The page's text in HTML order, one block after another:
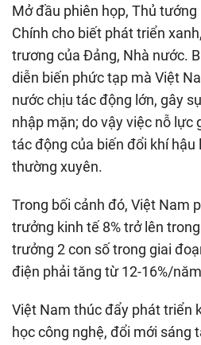
Mở đầu phiên họp, Thủ
Chính cho biết phát triển
trương của Đảng, Nhà nước.
diễn biến phức tạp mà Việt
nước chịu tác động lớn, gây
nhập mặn; do vậy việc nỗ lực
tác động của biến đổi khí hậu
thường xuyên.
Trong bối cảnh đó, Việt Nam
trưởng kinh tế 8% trở lên
trưởng 2 con số trong giai
điện phải tăng từ 12-16%/
Việt Nam thúc đẩy phát triển
học công nghệ, đổi mới sáng